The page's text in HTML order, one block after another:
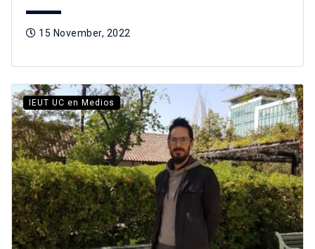
15 November, 2022
IEUT UC en Medios